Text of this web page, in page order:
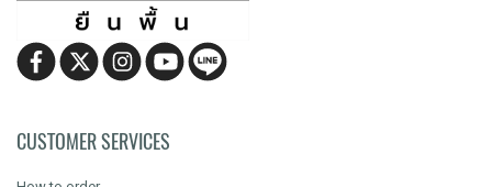
CUSTOMER SERVICES